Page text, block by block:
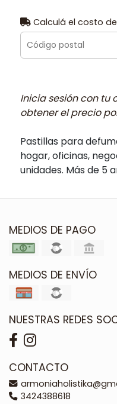
Calculá el costo
Inicia sesión con tu
obtener el precio
Pastillas para
hogar, oficinas,
unidades. Más de 5
MEDIOS DE PAGO
MEDIOS DE ENVÍO
NUESTRAS REDES
CONTACTO
3424388618